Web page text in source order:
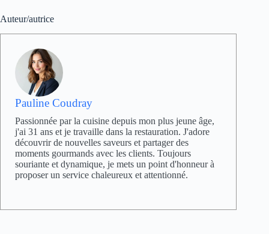
Auteur/autrice
Pauline Coudray
Passionnée par la cuisine depuis mon plus jeune âge,
j'ai 31 ans et je travaille dans la restauration. J'adore
découvrir de nouvelles saveurs et partager des
moments gourmands avec les clients. Toujours
souriante et dynamique, je mets un point d'honneur à
proposer un service chaleureux et attentionné.